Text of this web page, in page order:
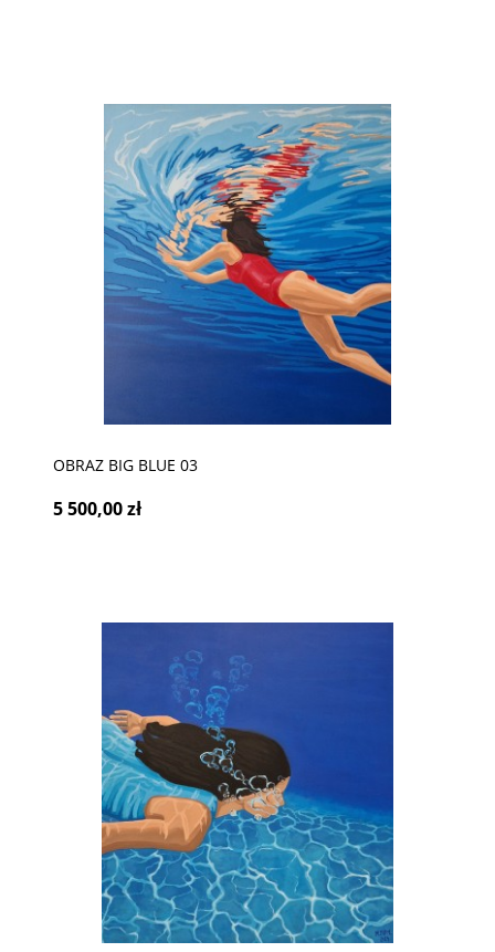
OBRAZ BIG BLUE 03
5 500,00 zł